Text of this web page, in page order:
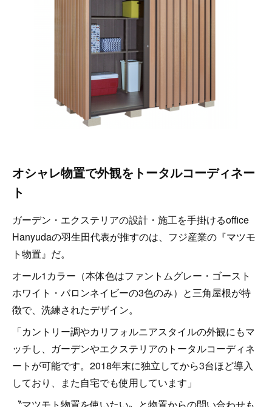
オシャレ物置で外観をトータルコーディネー
ト
ガーデン・エクステリアの設計・施工を手掛けるoffice
Hanyudaの羽生田代表が推すのは、フジ産業の『マツモ
ト物置』だ。
オール1カラー（本体色はファントムグレー・ゴースト
ホワイト・バロンネイビーの3色のみ）と三角屋根が特
徴で、洗練されたデザイン。
「カントリー調やカリフォルニアスタイルの外観にもマ
ッチし、ガーデンやエクステリアのトータルコーディネ
ートが可能です。2018年末に独立してから3台ほど導入
しており、また自宅でも使用しています」
〝マツモト物置を使いたい〟と物置からの問い合わせも